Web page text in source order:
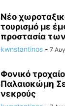
Νέο
τουρισμό με
προστασία
kwnstantinos - 7
Φονικό
Παλαιοκώμη
νεκρούς